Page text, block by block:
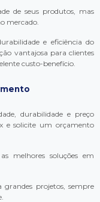
de seus produtos, mas
mercado.
e eficiência do
vantajosa para clientes
custo-benefício.
durabilidade e preço
e solicite um orçamento
melhores soluções em
projetos, sempre